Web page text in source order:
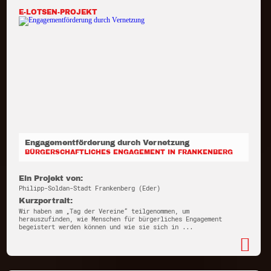
E-LOTSEN-PROJEKT
Engagementförderung durch Vernetzung
BÜRGERSCHAFTLICHES ENGAGEMENT IN FRANKENBERG
Ein Projekt von:
Philipp-Soldan-Stadt Frankenberg (Eder)
Kurzportrait:
Wir haben am „Tag der Vereine“ teilgenommen, um
herauszufinden, wie Menschen für bürgerliches Engagement
begeistert werden können und wie sie sich in ...